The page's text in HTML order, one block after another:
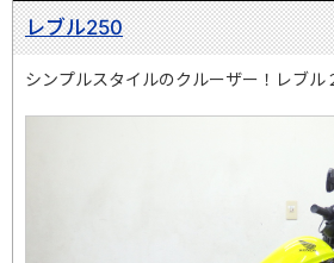
レブル250
シンプルスタイルのクルーザー！レブル